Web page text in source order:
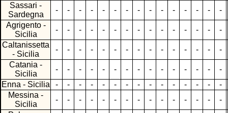
Sassari -
Sardegna
- - - - - - - - - - - - - -
-
Agrigento -
Sicilia
- - - - - - - - - - - - - -
-
Caltanissetta
- Sicilia
- - - - - - - - - - - - - -
-
Catania -
Sicilia
- - - - - - - - - - - - - -
-
Enna - Sicilia
- - - - - - - - - - - - - -
-
Messina -
Sicilia
- - - - - - - - - - - - - -
-